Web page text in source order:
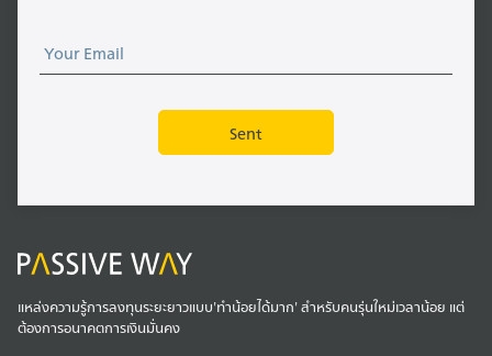
แหล่งความรู้การลงทุนระยะยาวแบบ'ทำน้อยได้มาก' สำหรับคนรุ่นใหม่เวลาน้อย แต่
ต้องการอนาคตการเงินมั่นคง